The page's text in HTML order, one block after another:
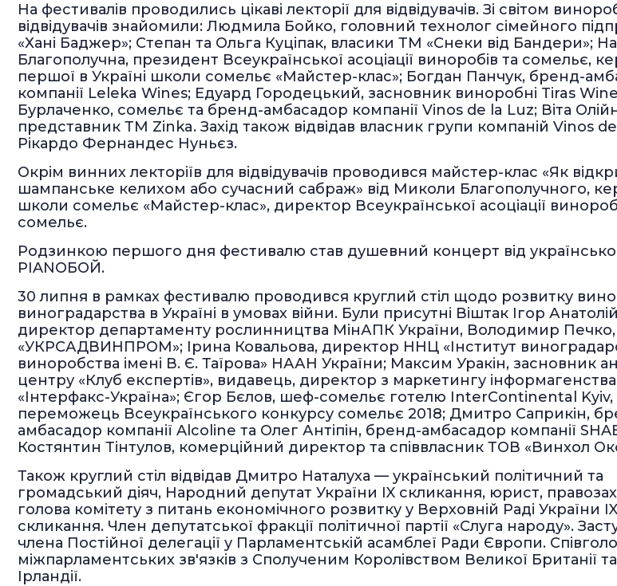
На фестивалів проводились цікаві лекторії для відвідувачів. Зі світом
відвідувачів знайомили: Людмила Бойко, головний технолог сімейного
«Хані Баджер»; Степан та Ольга Куціпак, власики ТМ «Снеки від Бандери»;
Благополучна, президент Всеукраїнської асоціації виноробів та сомельє,
першої в Україні школи сомельє «Майстер-клас»; Богдан Панчук, бренд-
компанії Leleka Wines; Едуард Городецький, засновник виноробні Tiras
Бурлаченко, сомельє та бренд-амбасадор компанії Vinos de la Luz; Віта
представник ТМ Zinka. Захід також відвідав власник групи компаній Vinos
Рікардо Фернандес Нуньєз.
Окрім винних лекторіїв для відвідувачів проводився майстер-клас «Як
шампанське келихом або сучасний сабраж» від Миколи Благополучного,
школи сомельє «Майстер-клас», директор Всеукраїнської асоціації
сомельє.
Родзинкою першого дня фестивалю став душевний концерт від
PIANOБОЙ.
30 липня в рамках фестивалю проводився круглий стіл щодо розвитку
виноградарства в Україні в умовах війни. Були присутні Віштак Ігор
директор департаменту рослинництва МінАПК України, Володимир Печко,
«УКРСАДВИНПРОМ»; Ірина Ковальова, директор ННЦ «Інститут
виноробства імені В. Є. Таїрова» НААН України; Максим Уракін, засновник
центру «Клуб експертів», видавець, директор з маркетингу інформагенства
«Інтерфакс-Україна»; Єгор Бєлов, шеф-сомельє готелю InterContinental Kyiv,
переможець Всеукраїнського конкурсу сомельє 2018; Дмитро Саприкін,
амбасадор компанії Alcoline та Олег Антіпін, бренд-амбасадор компанії
Костянтин Тінтулов, комерційний директор та співвласник ТОВ «Винхол
Також круглий стіл відвідав Дмитро Наталуха — український політичний та
громадський діяч, Народний депутат України IX скликання, юрист,
голова комітету з питань економічного розвитку у Верховній Раді України IX
скликання. Член депутатської фракції політичної партії «Слуга народу».
члена Постійної делегації у Парламентській асамблеї Ради Європи.
міжпарламентських зв'язків з Сполученим Королівством Великої Британії та
Ірландії.